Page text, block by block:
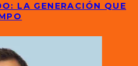
LA GENERACIÓN QUE